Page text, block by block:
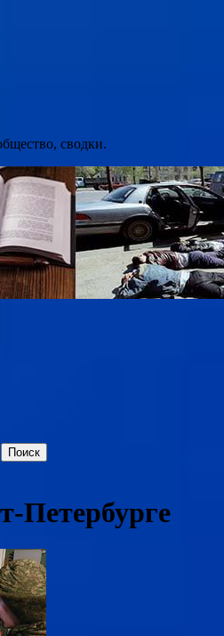
сводки.
Петербурге